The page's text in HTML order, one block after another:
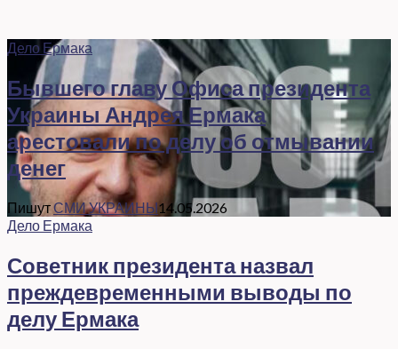
Дело Ермака
Бывшего главу Офиса президента
Украины Андрея Ермака
арестовали по делу об отмывании
денег
ПишутСМИ УКРАИНЫ14.05.2026
Дело Ермака
Советник президента назвал
преждевременными выводы по
делу Ермака